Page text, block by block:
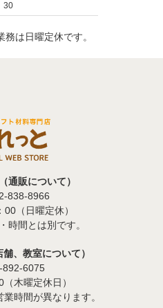
30
は日曜定休です。
通販について）
838-8966
（日曜定休）
時間とは別です。
、教室について）
892-6075
木曜定休日）
時間が異なります。